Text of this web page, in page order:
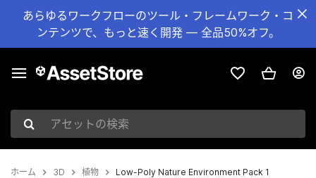
あらゆるワークフローのツール・フレームワーク・コ
ンテンツで、もっと速く開発 — 全品50%オフ。
アセットの検索
ホーム 3D 植物 Low-Poly Nature Environment Pack 1